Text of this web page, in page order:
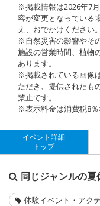
※掲載情報は2026年7
容が変更となっている
え、おでかけください。
※自然災害の影響やそ
施設の営業時間、植物
あります。
※掲載されている画像
ただき、提供されたも
禁止です。
※表示料金は消費税8％
イベント詳細
トップ
同じジャンルの夏
体験イベント・アク